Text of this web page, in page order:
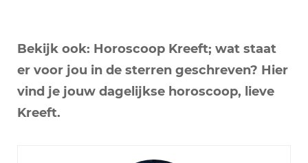
Bekijk ook: Horoscoop Kreeft; wat staat
er voor jou in de sterren geschreven? Hier
vind je jouw dagelijkse horoscoop, lieve
Kreeft.